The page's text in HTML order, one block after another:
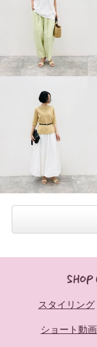
スタイリング
ショート動画